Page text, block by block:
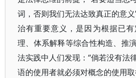
词，否则我们无法达致真正的意
治有重要意义，是因为根据已
理、体系解释等综合性构造、推
法实践中人们发现：“倘若没有法
语的使用者就必须对概念的使用